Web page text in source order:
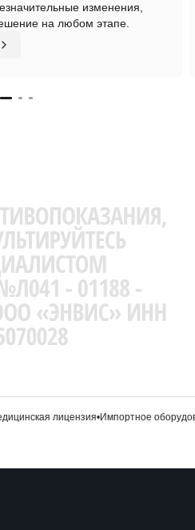
изменения,
на любом этапе.
лицензия•Импортное